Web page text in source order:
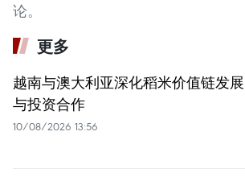
论。
更多
越南与澳大利亚深化稻米价值链发展
与投资合作
10/08/2026 13:56